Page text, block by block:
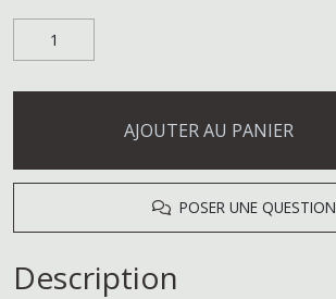
AJOUTER AU PANIER
POSER UNE QUESTION
Description